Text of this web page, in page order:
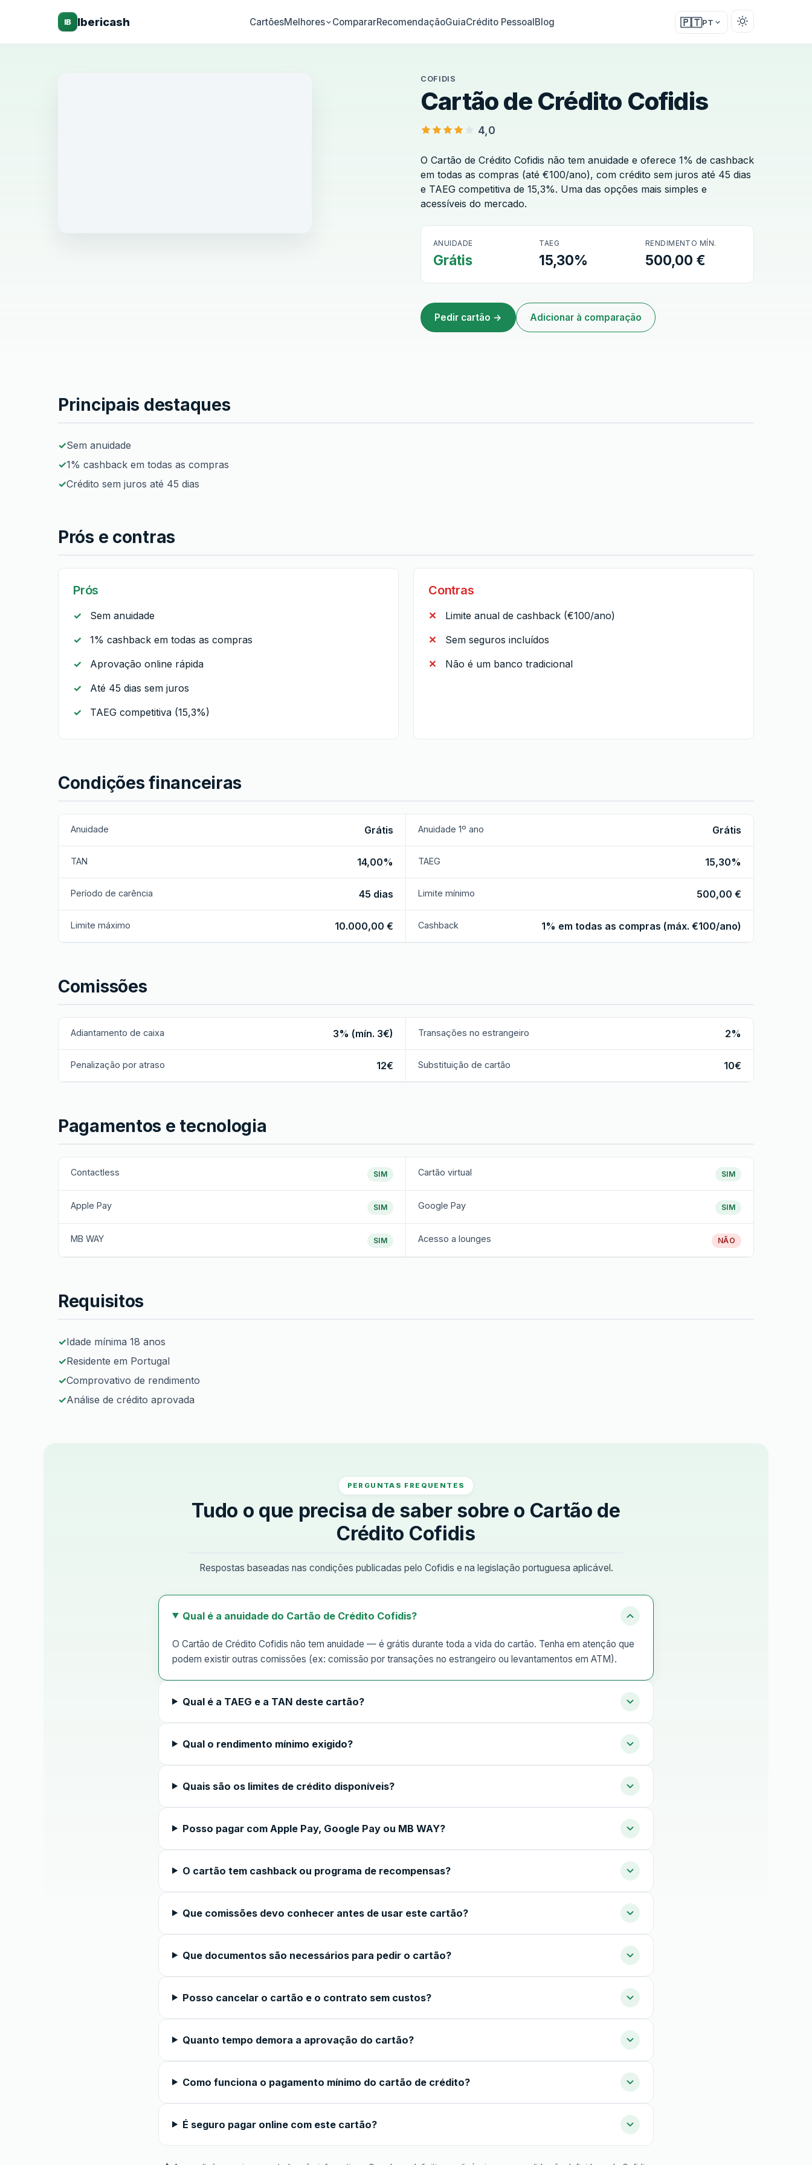
IB Ibericash CartõesMelhores CompararRecomendaçãoGuiaCrédito PessoalBlog 🇵🇹PT
COFIDIS
Cartão de Crédito Cofidis
4,0
O Cartão de Crédito Cofidis não tem anuidade e oferece 1% de cashback
em todas as compras (até €100/ano), com crédito sem juros até 45 dias
e TAEG competitiva de 15,3%. Uma das opções mais simples e
acessíveis do mercado.
ANUIDADE
Grátis
TAEG
15,30%
RENDIMENTO MÍN.
500,00 €
Pedir cartão → Adicionar à comparação
Principais destaques
Sem anuidade
1% cashback em todas as compras
Crédito sem juros até 45 dias
Prós e contras
Prós
Sem anuidade
1% cashback em todas as compras
Aprovação online rápida
Até 45 dias sem juros
TAEG competitiva (15,3%)
Contras
Limite anual de cashback (€100/ano)
Sem seguros incluídos
Não é um banco tradicional
Condições financeiras
Anuidade Grátis Anuidade 1º ano Grátis
TAN 14,00% TAEG 15,30%
Período de carência 45 dias Limite mínimo 500,00 €
Limite máximo 10.000,00 € Cashback 1% em todas as compras (máx. €100/ano)
Comissões
Adiantamento de caixa 3% (mín. 3€) Transações no estrangeiro 2%
Penalização por atraso 12€ Substituição de cartão 10€
Pagamentos e tecnologia
Contactless SIM Cartão virtual SIM
Apple Pay SIM Google Pay SIM
MB WAY SIM Acesso a lounges NÃO
Requisitos
Idade mínima 18 anos
Residente em Portugal
Comprovativo de rendimento
Análise de crédito aprovada
PERGUNTAS FREQUENTES
Tudo o que precisa de saber sobre o Cartão de
Crédito Cofidis
Respostas baseadas nas condições publicadas pelo Cofidis e na legislação portuguesa aplicável.
Qual é a anuidade do Cartão de Crédito Cofidis?
O Cartão de Crédito Cofidis não tem anuidade — é grátis durante toda a vida do cartão. Tenha em atenção que
podem existir outras comissões (ex: comissão por transações no estrangeiro ou levantamentos em ATM).
Qual é a TAEG e a TAN deste cartão?
Qual o rendimento mínimo exigido?
Quais são os limites de crédito disponíveis?
Posso pagar com Apple Pay, Google Pay ou MB WAY?
O cartão tem cashback ou programa de recompensas?
Que comissões devo conhecer antes de usar este cartão?
Que documentos são necessários para pedir o cartão?
Posso cancelar o cartão e o contrato sem custos?
Quanto tempo demora a aprovação do cartão?
Como funciona o pagamento mínimo do cartão de crédito?
É seguro pagar online com este cartão?